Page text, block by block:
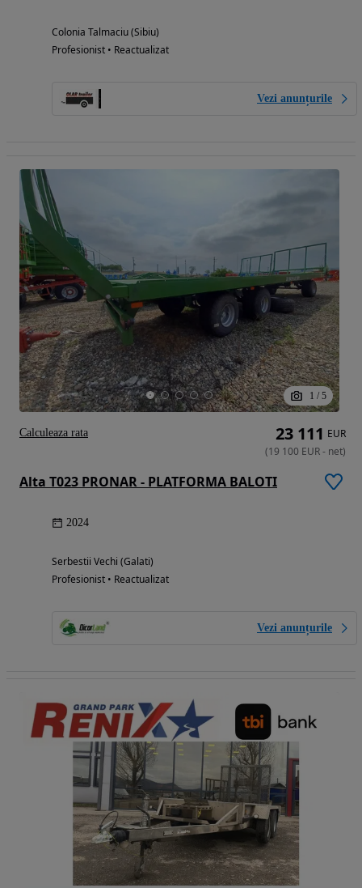
Colonia Talmaciu (Sibiu)
Profesionist • Reactualizat
Vezi anunțurile
1 / 5
Alta T023 PRONAR - PLATFORMA BALOTI
2024
Serbestii Vechi (Galati)
Profesionist • Reactualizat
Vezi anunțurile
23 111 EUR
(19 100 EUR- net)
Calculeaza rata